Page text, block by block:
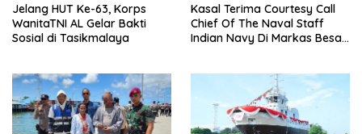
Jelang HUT Ke-63, Korps
WanitaTNI AL Gelar Bakti
Sosial di Tasikmalaya
Kasal Terima Courtesy Call
Chief Of The Naval Staff
Indian Navy Di Markas Besar